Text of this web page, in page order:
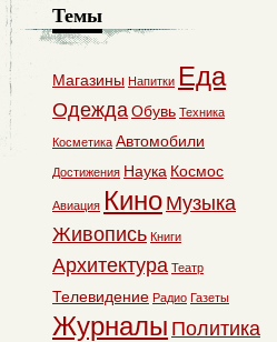
Темы
Магазины Напитки Еда
ОдеждаОбувь Техника
Косметика Автомобили
Достижения Наука Космос
Авиация Кино Музыка
Живопись Книги
Архитектура Театр
Телевидение Радио Газеты
Журналы Политика